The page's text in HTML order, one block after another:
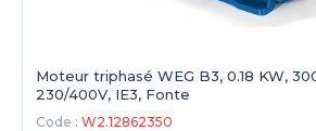
Moteur triphasé WEG B3, 0.18 KW,
230/400V, IE3, Fonte
Code : W2.12862350